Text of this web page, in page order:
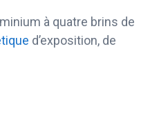
à quatre brins de
d’exposition, de